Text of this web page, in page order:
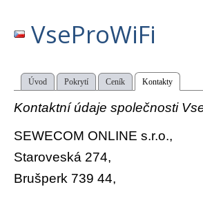
VseProWiFi
Úvod Pokrytí Ceník Kontakty
Kontaktní údaje společnosti
SEWECOM ONLINE s.r.o.,
Staroveská 274,
Brušperk 739 44,